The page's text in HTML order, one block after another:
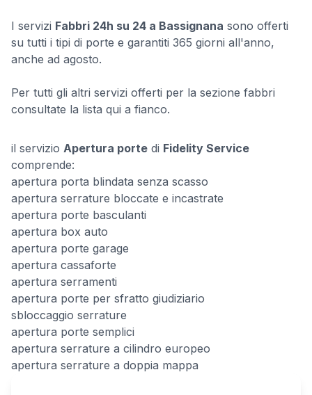
I servizi Fabbri 24h su 24 a Bassignana sono offerti
su tutti i tipi di porte e garantiti 365 giorni all'anno,
anche ad agosto.
Per tutti gli altri servizi offerti per la sezione fabbri
consultate la lista qui a fianco.
il servizio Apertura porte di Fidelity Service
comprende:
apertura porta blindata senza scasso
apertura serrature bloccate e incastrate
apertura porte basculanti
apertura box auto
apertura porte garage
apertura cassaforte
apertura serramenti
apertura porte per sfratto giudiziario
sbloccaggio serrature
apertura porte semplici
apertura serrature a cilindro europeo
apertura serrature a doppia mappa